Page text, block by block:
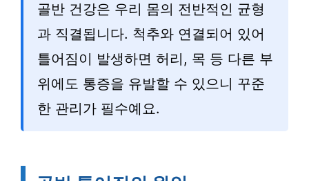
골반 건강은 우리 몸의 전반적인 균형
과 직결됩니다. 척추와 연결되어 있어
틀어짐이 발생하면 허리, 목 등 다른 부
위에도 통증을 유발할 수 있으니 꾸준
한 관리가 필수예요.